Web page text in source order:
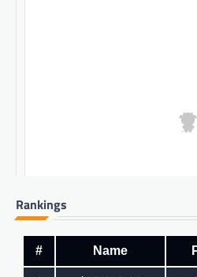
Rankings